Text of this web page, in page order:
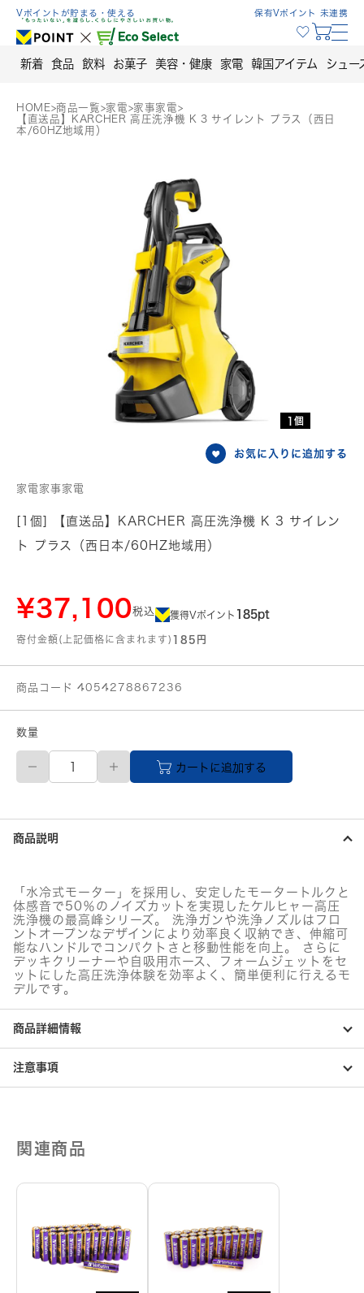
Skip
content
Vポイントが貯まる・使える 保有Vポイント 未連携
新着 食品 飲料 お菓子 美容・健康 家電 韓国アイテム シュー
HOME>商品一覧>家電>家事家電>
【直送品】KARCHER 高圧洗浄機 K 3 サイレント プラス（西日
本/60HZ地域用）
1個
お気に入りに追加する
家電家事家電
[1個] 【直送品】KARCHER 高圧洗浄機 K 3 サイレン
ト プラス（西日本/60HZ地域用）
¥37,100税込 獲得Vポイント 185pt
寄付金額(上記価格に含まれます) 185円
商品コード 4054278867236
数量
【直
品】
高
圧
洗
K
3
サ
イ
レ
ン
ト
プ
ラ
ス
（西
日
本/60HZ
カートに追加する
商品説明
「水冷式モーター」を採用し、安定したモータートルクと
体感音で50％のノイズカットを実現したケルヒャー高圧
洗浄機の最高峰シリーズ。 洗浄ガンや洗浄ノズルはフロ
ントオープンなデザインにより効率良く収納でき、伸縮可
能なハンドルでコンパクトさと移動性能を向上。 さらに
デッキクリーナーや自吸用ホース、フォームジェットをセ
ットにした高圧洗浄体験を効率よく、簡単便利に行えるモ
デルです。
商品詳細情報
注意事項
関連商品